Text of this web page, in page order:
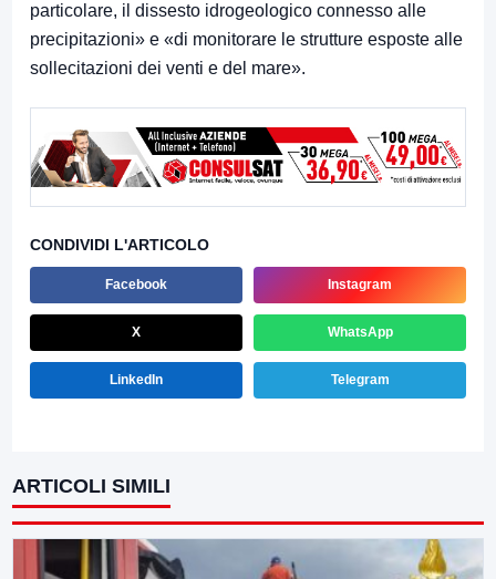
particolare, il dissesto idrogeologico connesso alle
precipitazioni» e «di monitorare le strutture esposte alle
sollecitazioni dei venti e del mare».
CONDIVIDI L'ARTICOLO
Facebook Instagram
X WhatsApp
LinkedIn Telegram
ARTICOLI SIMILI